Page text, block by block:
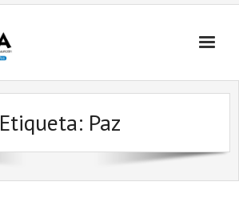
Etiqueta: Paz